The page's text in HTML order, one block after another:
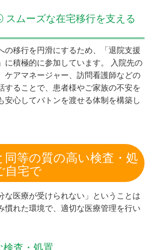
スムーズな在宅移行を支える
の移行を円滑にするため、「退院支援
に積極的に参加しています。 入院先の
ケアマネージャー、訪問看護師などの
することで、患者様やご家族の不安を
安心してバトンを渡せる体制を構築し
同等の質の高い検査・処
自宅で
な医療が受けられない」ということは
慣れた環境で、適切な医療管理を行い
検査・処置